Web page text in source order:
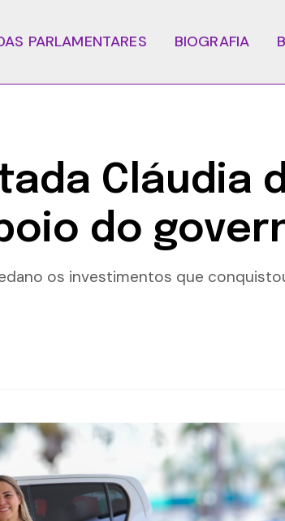
PARLAMENTARES BIOGRAFIA
Cláudia
do
os investimentos que